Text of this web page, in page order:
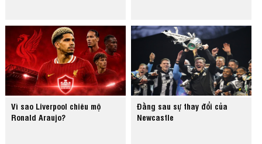
Vì sao Liverpool chiêu mộ
Ronald Araujo?
Đằng sau sự thay đổi của
Newcastle